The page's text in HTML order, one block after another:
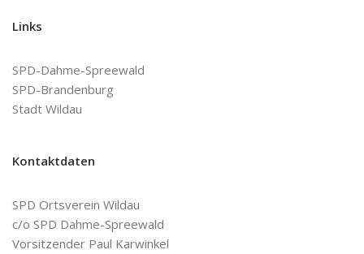
Links
SPD-Dahme-Spreewald
SPD-Brandenburg
Stadt Wildau
Kontaktdaten
SPD Ortsverein Wildau
c/o SPD Dahme-Spreewald
Vorsitzender Paul Karwinkel